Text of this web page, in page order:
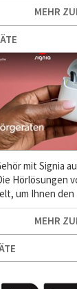
MEHR
mit Signia
Hörlösungen
um Ihnen den
MEHR